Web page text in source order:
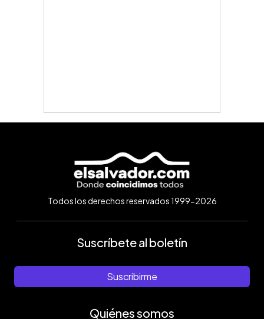
Todos los derechos reservados 1999-2026
Suscríbete al boletín
Suscribirme
Quiénes somos